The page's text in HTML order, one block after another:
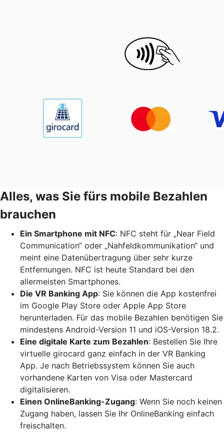
Alles, was Sie fürs mobile Bezahlen
brauchen
Ein Smartphone mit NFC: NFC steht für „Near Field
Communication“ oder „Nahfeldkommunikation“ und
meint eine Datenübertragung über sehr kurze
Entfernungen. NFC ist heute Standard bei den
allermeisten Smartphones.
Die VR Banking App: Sie können die App kostenfrei
im Google Play Store oder Apple App Store
herunterladen. Für das mobile Bezahlen benötigen Sie
mindestens Android-Version 11 und iOS-Version 18.2.
Eine digitale Karte zum Bezahlen: Bestellen Sie Ihre
virtuelle girocard ganz einfach in der VR Banking
App. Je nach Betriebssystem können Sie auch
vorhandene Karten von Visa oder Mastercard
digitalisieren.
Einen OnlineBanking-Zugang: Wenn Sie noch keinen
Zugang haben, lassen Sie Ihr OnlineBanking einfach
freischalten.